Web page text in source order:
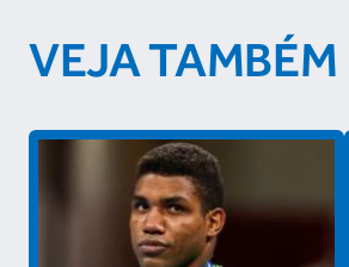
VEJA TAMBÉM